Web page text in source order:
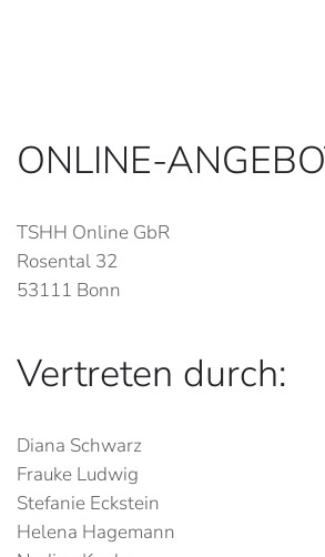
ONLINE-
TSHH Online GbR
Rosental 32
53111 Bonn
Vertreten durch:
Diana Schwarz
Frauke Ludwig
Stefanie Eckstein
Helena Hagemann